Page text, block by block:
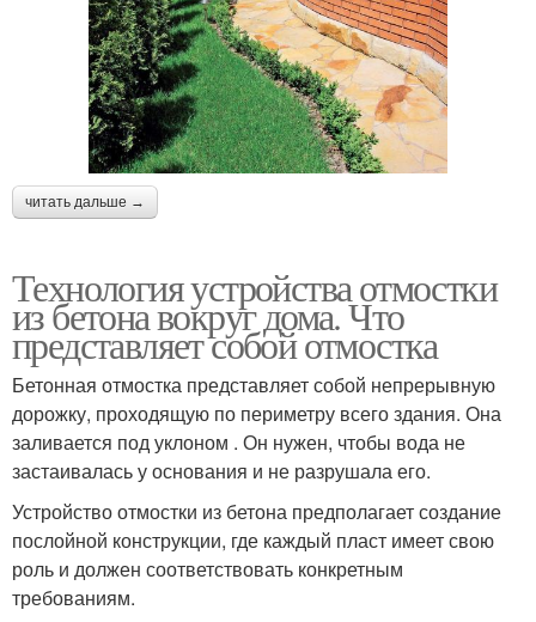
читать дальше →
Технология устройства отмостки
из бетона вокруг дома. Что
представляет собой отмостка
Бетонная отмостка представляет собой непрерывную
дорожку, проходящую по периметру всего здания. Она
заливается под уклоном . Он нужен, чтобы вода не
застаивалась у основания и не разрушала его.
Устройство отмостки из бетона предполагает создание
послойной конструкции, где каждый пласт имеет свою
роль и должен соответствовать конкретным
требованиям.